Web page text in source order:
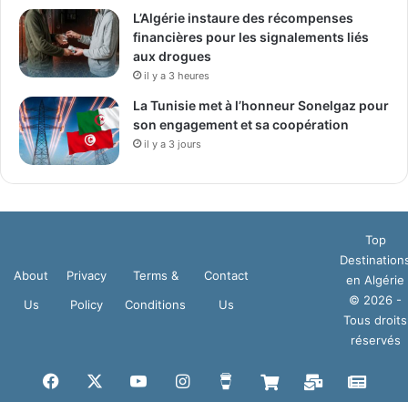
L’Algérie instaure des récompenses
financières pour les signalements liés
aux drogues
il y a 3 heures
La Tunisie met à l’honneur Sonelgaz pour
son engagement et sa coopération
il y a 3 jours
About
Us
Privacy
Policy
Terms &
Conditions
Contact
Us
Top
en Algérie
© 2026 -
Tous droits
réservés
Facebook YouTubeInstagram
Buy BoutiqueMail